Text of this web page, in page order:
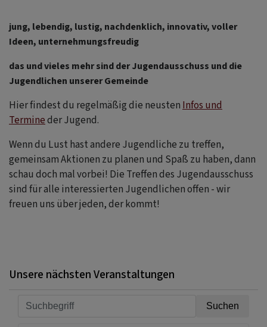
jung, lebendig, lustig, nachdenklich, innovativ, voller
Ideen, unternehmungsfreudig
das und vieles mehr sind der Jugendausschuss und die
Jugendlichen unserer Gemeinde
Hier findest du regelmäßig die neusten Infos und
Termineder Jugend.
Wenn du Lust hast andere Jugendliche zu treffen,
gemeinsam Aktionen zu planen und Spaß zu haben, dann
schau doch mal vorbei! Die Treffen des Jugendausschuss
sind für alle interessierten Jugendlichen offen - wir
freuen uns über jeden, der kommt!
Unsere nächsten Veranstaltungen